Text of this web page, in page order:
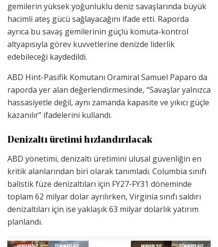
gemilerin yüksek yoğunluklu deniz savaşlarında büyük
hacimli ateş gücü sağlayacağını ifade etti. Raporda
ayrıca bu savaş gemilerinin güçlü komuta-kontrol
altyapısıyla görev kuvvetlerine denizde liderlik
edebileceği kaydedildi.
ABD Hint-Pasifik Komutanı Oramiral Samuel Paparo da
raporda yer alan değerlendirmesinde, “Savaşlar yalnızca
hassasiyetle değil, aynı zamanda kapasite ve yıkıcı güçle
kazanılır” ifadelerini kullandı.
Denizaltı üretimi hızlandırılacak
ABD yönetimi, denizaltı üretimini ulusal güvenliğin en
kritik alanlarından biri olarak tanımladı. Columbia sınıfı
balistik füze denizaltıları için FY27-FY31 döneminde
toplam 62 milyar dolar ayrılırken, Virginia sınıfı saldırı
denizaltıları için ise yaklaşık 63 milyar dolarlık yatırım
planlandı.